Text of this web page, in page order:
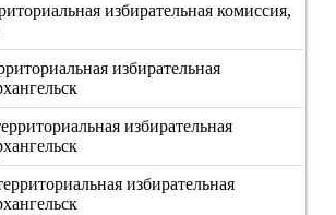
избирательная комиссия,
избирательная
избирательная
избирательная